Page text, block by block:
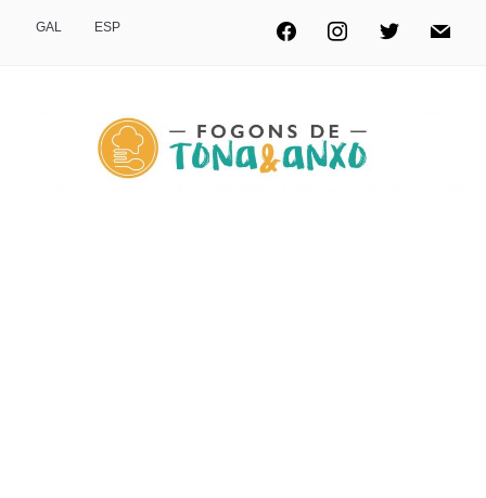
GAL ESP